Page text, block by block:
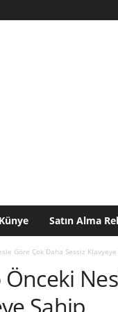
Künye Satın Alma
Göre Çok Daha Sessiz Klavyeye